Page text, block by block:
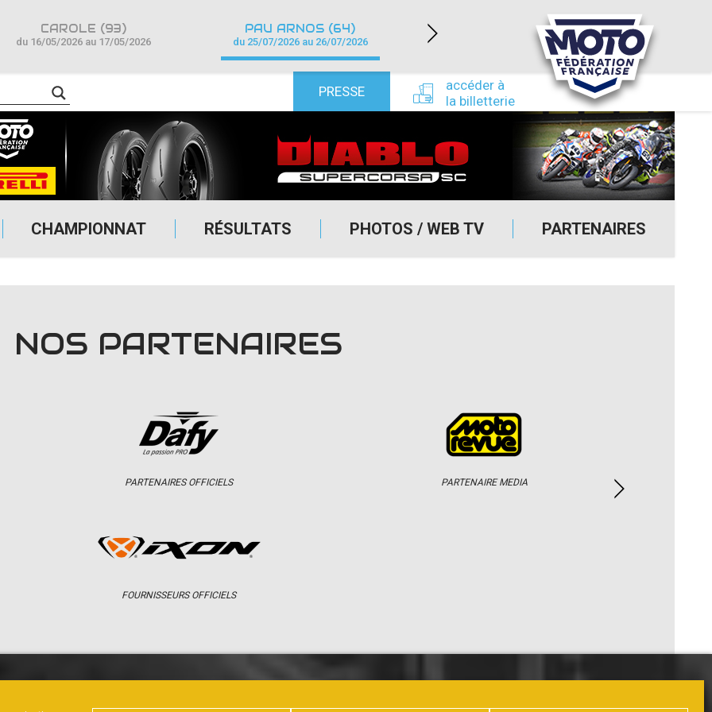
CHAMPIONNAT RÉSULTATS PHOTOS / WEB TV PARTENAIRES
PRESSE
accéder à
la billetterie
CAROLE (93)
du 16/05/2026 au 17/05/2026
PAU ARNOS (64)
du 25/07/2026 au 26/07/2026
LÉDENON (30)
du 22/08/2026 au 23/08/2026
NOS PARTENAIRES
PARTENAIRES OFFICIELS
FOURNISSEURS OFFICIELS
PARTENAIRE MEDIA
CHAMPIONNAT RÉSULTATS PHOTOS / WEB TV PARTENAIRES